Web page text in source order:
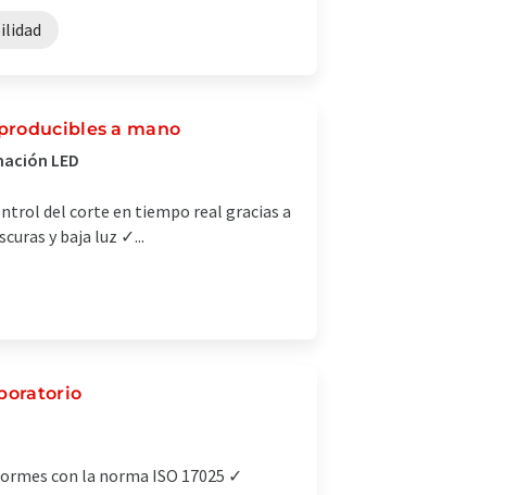
a mano
LED
del corte en tiempo real gracias a
y baja luz ✓...
con la norma ISO 17025 ✓